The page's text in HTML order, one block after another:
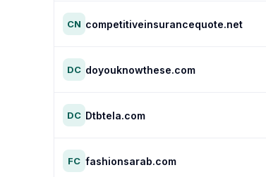
CN competitiveinsurancequote.net
DC doyouknowthese.com
DC Dtbtela.com
FC fashionsarab.com